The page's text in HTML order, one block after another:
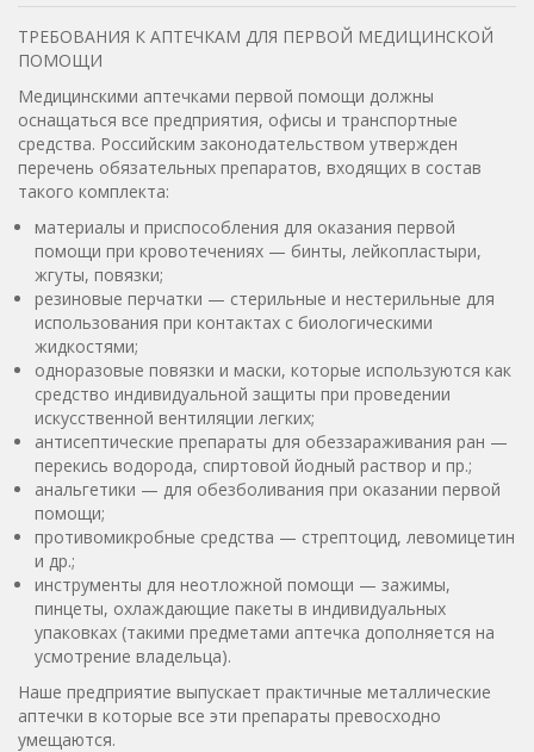
ТРЕБОВАНИЯ К АПТЕЧКАМ ДЛЯ ПЕРВОЙ МЕДИЦИНСКОЙ
ПОМОЩИ
Медицинскими аптечками первой помощи должны
оснащаться все предприятия, офисы и транспортные
средства. Российским законодательством утвержден
перечень обязательных препаратов, входящих в состав
такого комплекта:
материалы и приспособления для оказания первой
помощи при кровотечениях — бинты, лейкопластыри,
жгуты, повязки;
резиновые перчатки — стерильные и нестерильные для
использования при контактах с биологическими
жидкостями;
одноразовые повязки и маски, которые используются как
средство индивидуальной защиты при проведении
искусственной вентиляции легких;
антисептические препараты для обеззараживания ран —
перекись водорода, спиртовой йодный раствор и пр.;
анальгетики — для обезболивания при оказании первой
помощи;
противомикробные средства — стрептоцид, левомицетин
и др.;
инструменты для неотложной помощи — зажимы,
пинцеты, охлаждающие пакеты в индивидуальных
упаковках (такими предметами аптечка дополняется на
усмотрение владельца).
Наше предприятие выпускает практичные металлические
аптечки в которые все эти препараты превосходно
умещаются.